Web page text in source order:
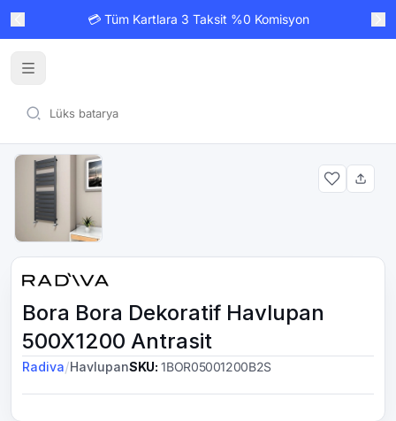
💳 Tüm Kartlara 3 Taksit %0 Komisyon
Bora Bora Dekoratif Havlupan
500X1200 Antrasit
Radiva/HavlupanSKU: 1BOR05001200B2S